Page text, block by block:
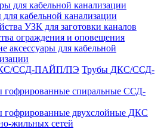
кабельной канализации
УЗК для заготовки каналов
ограждения и оповещения
аксессуары для кабельной
Трубы ДКС/ССД-
гофрированные спиральные ССД-
гофрированные двухслойные ДКС
жильных сетей